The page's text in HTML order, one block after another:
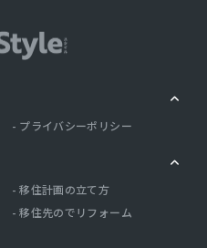
，クレジットカード番号，運転
ることがあります。また，ユー
ーザーの個人情報を含む取引記
｣といいます。）などから収集
ーについて，利用したサービス
したページや広告の履歴，検索
態，利用に際しての各種設定情
ッキー情報，位置情報，端末の
性情報を，ユーザーが当社や提
を閲覧する際に収集します。
る目的）
プライバシーポリシー
移住計画の立て方
移住先のでリフォーム